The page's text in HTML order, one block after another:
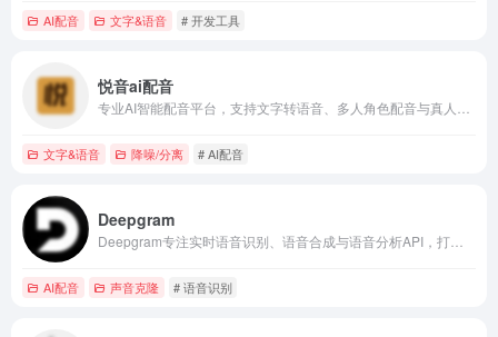
AI配音 文字&语音 # 开发工具
悦音ai配音
文字&语音 降噪/分离 # AI配音
Deepgram
AI配音 声音克隆 # 语音识别